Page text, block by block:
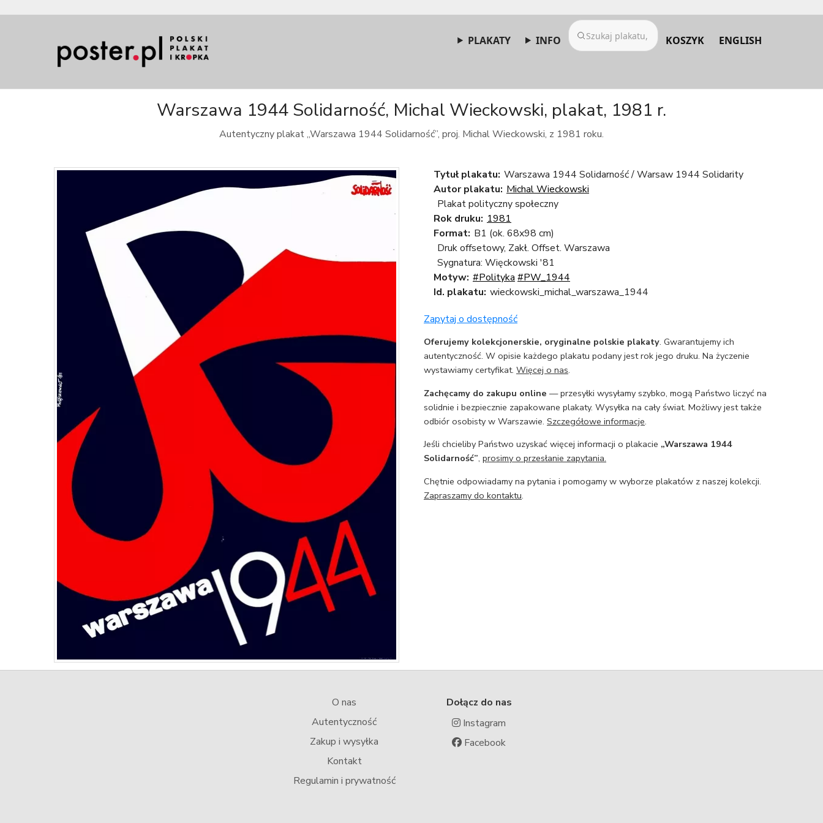
PLAKATY INFO KOSZYK ENGLISH
Warszawa 1944 Solidarność, Michal Wieckowski, plakat, 1981 r.
Autentyczny plakat „Warszawa 1944 Solidarność”, proj. Michal Wieckowski, z 1981 roku.
Tytuł plakatu: Warszawa 1944 Solidarność / Warsaw 1944 Solidarity
Autor plakatu: Michal Wieckowski
Plakat polityczny społeczny
Rok druku: 1981
Format: B1 (ok. 68x98 cm)
Druk offsetowy, Zakł. Offset. Warszawa
Sygnatura: Więckowski '81
Motyw: #Polityka #PW_1944
Id. plakatu: wieckowski_michal_warszawa_1944
Zapytaj o dostępność
Oferujemy kolekcjonerskie, oryginalne polskie plakaty. Gwarantujemy ich
autentyczność. W opisie każdego plakatu podany jest rok jego druku. Na życzenie
wystawiamy certyfikat. Więcej o nas.
Zachęcamy do zakupu online — przesyłki wysyłamy szybko, mogą Państwo liczyć na
solidnie i bezpiecznie zapakowane plakaty. Wysyłka na cały świat. Możliwy jest także
odbiór osobisty w Warszawie. Szczegółowe informacje.
Jeśli chcieliby Państwo uzyskać więcej informacji o plakacie „Warszawa 1944
Solidarność”, prosimy o przesłanie zapytania.
Chętnie odpowiadamy na pytania i pomogamy w wyborze plakatów z naszej kolekcji.
Zapraszamy do kontaktu.
O nas
Autentyczność
Zakup i wysyłka
Kontakt
Regulamin i prywatność
Dołącz do nas
Instagram
Facebook